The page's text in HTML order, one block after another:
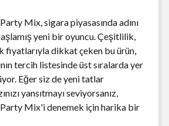
Mix, sigara piyasasında adını
yeni bir oyuncu. Çeşitlilik,
fiyatlarıyla dikkat çeken bu ürün,
tercih listesinde üst sıralarda yer
Eğer siz de yeni tatlar
yansıtmayı seviyorsanız,
Mix'i denemek için harika bir